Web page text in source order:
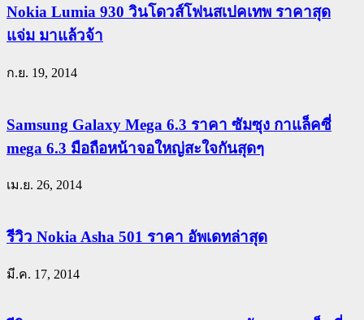
Nokia Lumia 930 วินโดวส์โฟนสเปคเทพ ราคาสุด
แจ่ม มาแล้วจ้า
ก.ย. 19, 2014
Samsung Galaxy Mega 6.3 ราคา ซัมซุง กาแล็คซี่
mega 6.3 มือถือหน้าจอใหญ่สะใจกันสุดๆ
เม.ย. 26, 2014
รีวิว Nokia Asha 501 ราคา อัพเดทล่าสุด
มี.ค. 17, 2014